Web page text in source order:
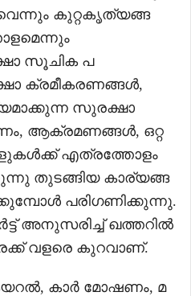
കുറ്റകൃത്യങ്ങ
സൂചിക പ
ക്രമീകരണങ്ങൾ,
സുരക്ഷാ
ആക്രമണങ്ങൾ, ഒറ്റ
എത്രത്തോളം
തുടങ്ങിയ കാര്യങ്ങ
പരിഗണിക്കുന്നു.
അനുസരിച്ച് ഖത്തറിൽ
വളരെ കുറവാണ്.
കയറൽ, കാർ മോഷണം, മ